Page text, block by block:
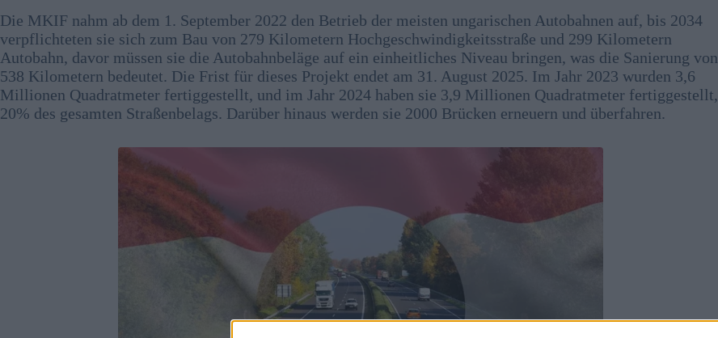
Die MKIF nahm ab dem 1. September 2022 den Betrieb der meisten ungarischen Autobahnen auf, bis 2034
verpflichteten sie sich zum Bau von 279 Kilometern Hochgeschwindigkeitsstraße und 299 Kilometern
Autobahn, davor müssen sie die Autobahnbeläge auf ein einheitliches Niveau bringen, was die Sanierung von
538 Kilometern bedeutet. Die Frist für dieses Projekt endet am 31. August 2025. Im Jahr 2023 wurden 3,6
Millionen Quadratmeter fertiggestellt, und im Jahr 2024 haben sie 3,9 Millionen Quadratmeter fertiggestellt,
20% des gesamten Straßenbelags. Darüber hinaus werden sie 2000 Brücken erneuern und überfahren.